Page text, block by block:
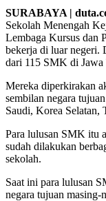
SURABAYA |
Sekolah Menengah
Lembaga Kursus dan
bekerja di luar negeri.
dari 115 SMK di Jawa
Mereka diperkirakan
sembilan negara
Saudi, Korea Selatan,
Para lulusan SMK itu
sudah dilakukan
sekolah.
Saat ini para lulusan
negara tujuan masing-